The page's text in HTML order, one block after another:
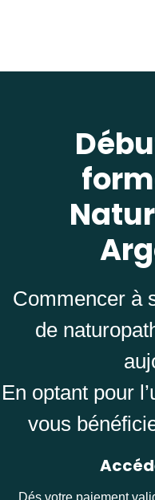
Commencer à
de
En optant pour
vous